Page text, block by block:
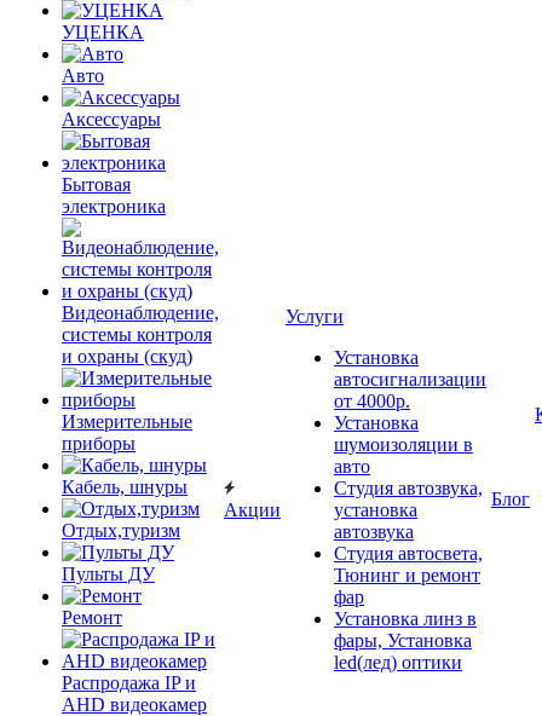
УЦЕНКА
Авто
Аксессуары
Бытовая
электроника
Видеонаблюдение,
системы контроля
и охраны (скуд)
Измерительные
приборы
Кабель, шнуры
Отдых,туризм
Пульты ДУ
Ремонт
Распродажа IP и
AHD видеокамер
Акции
Услуги
Установка
автосигнализации
от 4000р.
Установка
шумоизоляции в
авто
Студия автозвука,
установка
автозвука
Студия автосвета,
Тюнинг и ремонт
фар
Установка линз в
фары, Установка
led(лед) оптики
Блог